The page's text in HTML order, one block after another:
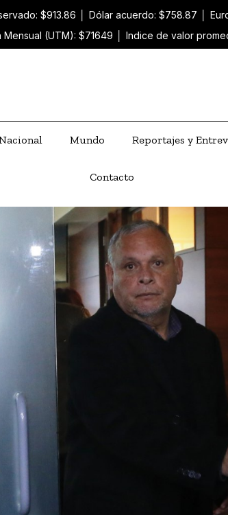
$913.86 Dólar acuerdo: $758.87
Mensual (UTM): $71649
Indice de valor
Mundo Reportajes y
Contacto